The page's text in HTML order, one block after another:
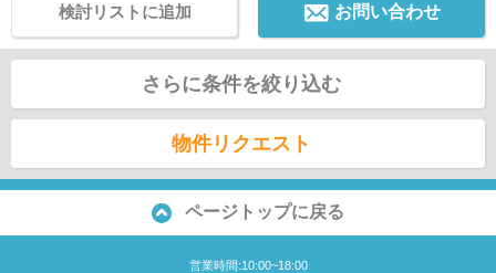
お問い合わせ
検討リストに追加
さらに条件を絞り込む
物件リクエスト
ページトップに戻る
営業時間:10:00~18:00